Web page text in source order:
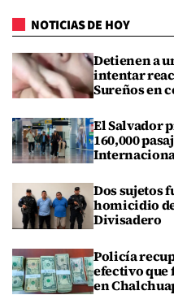
NOTICIAS DE HOY
Detienen a
intentar
Sureños en
El Salvador
160,000
Dos sujetos
homicidio
Divisadero
Policía
efectivo que
en